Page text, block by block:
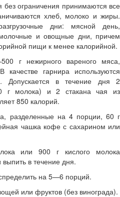
ограничения принимаются все
хлеб, молоко и жиры.
дни: мясной день,
и овощные дни, причем
пищи к менее калорийной.
г нежирного вареного мяса,
гарнира используются
Допускается в течение дня 2
г молока) и 2 стакана чая из
850 калорий.
разделенные на 4 порции, 60 г
чашка кофе с сахарином или
или 900 г кислого молока
в течение дня.
на 5—6 порций.
или фруктов (без винограда).